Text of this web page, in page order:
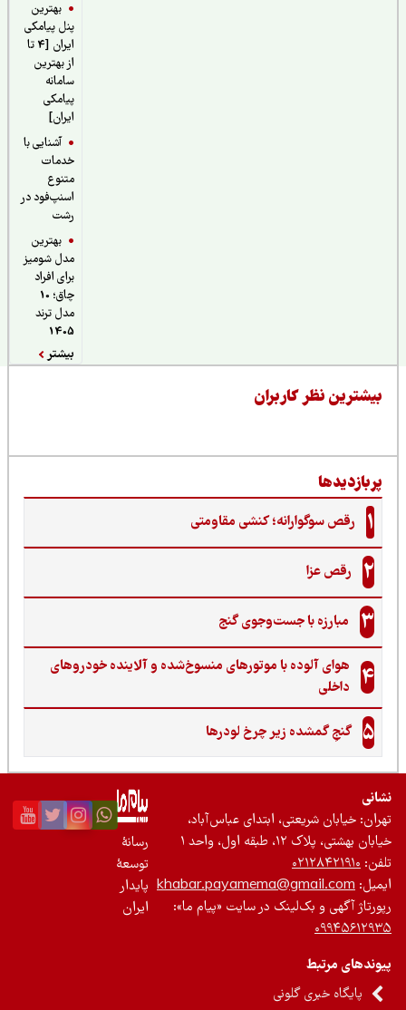
بهترین
پنل پیامکی
ایران [4 تا
از بهترین
سامانه
پیامکی
آشنایی با
خدمات
اسنپ‌فود در
بهترین
مدل شومیز
برای افراد
چاق؛ 10
مدل ترند
نظر کاربران
رقص سوگوارانه؛ کنشی مقاومتی
رقص عزا
مبارزه با جست‌وجوی گنج‌
هوای آلوده با موتورهای منسوخ‌شده و آلاینده خودروهای
داخلی
گنجِ گمشده زیر چرخ لودرها
خیابان شریعتی، ابتدای عباس‌آباد،
بهشتی، پلاک ۱۲، طبقه اول، واحد ۱
۰۲۱۲۸۴۲۱۹۱۰
khabar.payamema@gmail.com
آگهی و بک‌لینک در سایت «پیام ما»:
مرتبط
پایگاه خبری گلونی
توسعۀ
پایدار
ایران